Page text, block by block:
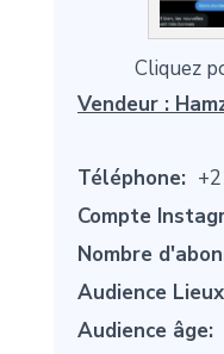
Cliquez
Vendeur :
Téléphone:
Compte
Nombre
Audience
Audience âge: